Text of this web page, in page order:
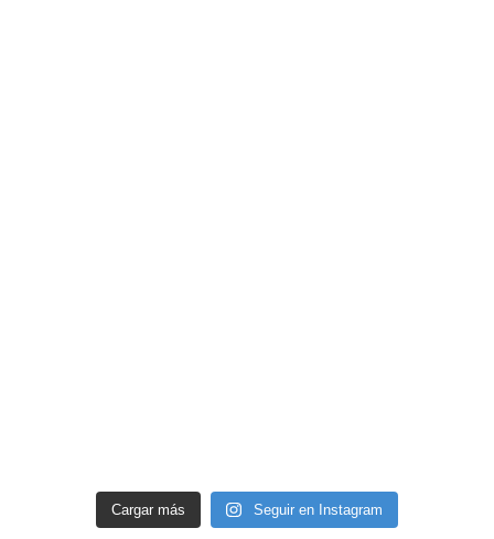
Cargar más Seguir en Instagram